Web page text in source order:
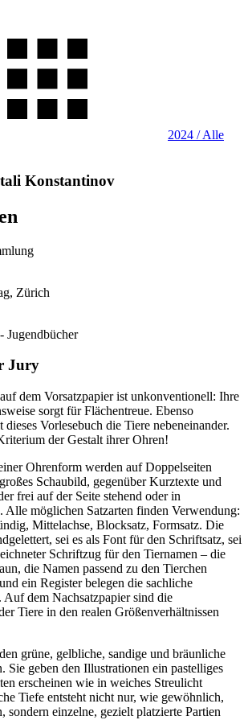
2024 / Alle
Konstantinov
Zürich
Jugendbücher
Jury
dem Vorsatzpapier ist unkonventionell: Ihre
sorgt für Flächentreue. Ebenso
Vorlesebuch die Tiere nebeneinander.
der Gestalt ihrer Ohren!
Ohrenform werden auf Doppelseiten
Schaubild, gegenüber Kurztexte und
frei auf der Seite stehend oder in
Alle möglichen Satzarten finden Verwendung:
Mittelachse, Blocksatz, Formsatz. Die
sei es als Font für den Schriftsatz, sei
Schriftzug für den Tiernamen – die
die Namen passend zu den Tierchen
ein Register belegen die sachliche
dem Nachsatzpapier sind die
Tiere in den realen Größenverhältnissen
grüne, gelbliche, sandige und bräunliche
Sie geben den Illustrationen ein pastelliges
erscheinen wie in weiches Streulicht
Tiefe entsteht nicht nur, wie gewöhnlich,
sondern einzelne, gezielt platzierte Partien